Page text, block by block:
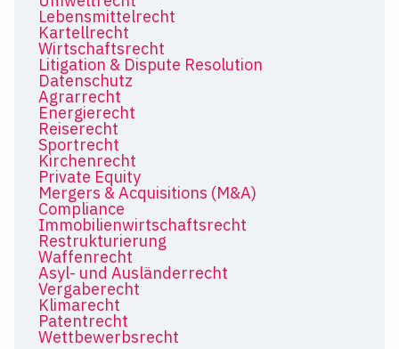
Lebensmittelrecht
Kartellrecht
Wirtschaftsrecht
Litigation & Dispute Resolution
Datenschutz
Agrarrecht
Energierecht
Reiserecht
Sportrecht
Kirchenrecht
Private Equity
Mergers & Acquisitions (M&A)
Compliance
Immobilienwirtschaftsrecht
Restrukturierung
Waffenrecht
Asyl- und Ausländerrecht
Vergaberecht
Klimarecht
Patentrecht
Wettbewerbsrecht